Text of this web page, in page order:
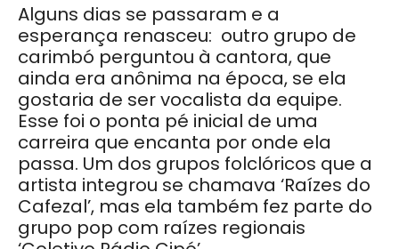
Alguns dias se passaram e a
esperança renasceu: outro grupo de
carimbó perguntou à cantora, que
ainda era anônima na época, se ela
gostaria de ser vocalista da equipe.
Esse foi o ponta pé inicial de uma
carreira que encanta por onde ela
passa. Um dos grupos folclóricos que a
artista integrou se chamava ‘Raízes do
Cafezal’, mas ela também fez parte do
grupo pop com raízes regionais